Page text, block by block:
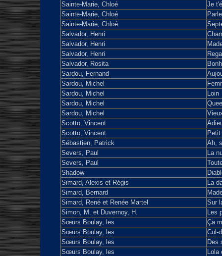
Sainte-Marie, Chloé
Je
Sainte-Marie, Chloé
Sainte-Marie, Chloé
Salvador, Henri
Salvador, Henri
Salvador, Henri
Salvador, Rosita
Sardou, Fernand
Sardou, Michel
Sardou, Michel
Loin
Sardou, Michel
Sardou, Michel
Scotto, Vincent
Scotto, Vincent
Petit
Sébastien, Patrick
Ah,
Severs, Paul
La
Severs, Paul
Shadow
Simard, Alexis et Régis
La
Simard, Bernard
Simard, René et Renée Martel
Sur
Simon, M. et Duvernoy, H.
Les
Sœurs Boulay, les
Ça
Sœurs Boulay, les
Cul-
Sœurs Boulay, les
Des
Sœurs Boulay, les
Lola